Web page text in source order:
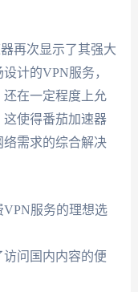
再次显示了其强大
计的VPN服务，
在一定程度上允
使得番茄加速器
需求的综合解决
服务的理想选
问国内内容的便